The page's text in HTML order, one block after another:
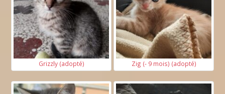
Grizzly (adopté) Zig (- 9 mois) (adopté)